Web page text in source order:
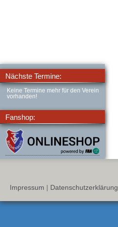
Nächste Termine:
Keine Termine mehr für den Verein
vorhanden!
Fanshop:
Impressum | Datenschutzerklärung